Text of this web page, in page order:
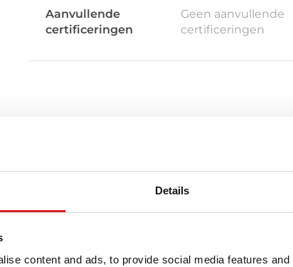
Details
content and ads, to provide social media features
Aanvullende
certificeringen
Geen aanvullende
certificeringen
Soms omdat je vastloopt in je werk, je energie
naar de juiste aanpak. Of je nu directeur,
mens.
niet alleen te doen. Samen brengen we de
mogelijk dan je nu laat zien.
Leiderschap & effectiviteit | Stress & vitaliteit |